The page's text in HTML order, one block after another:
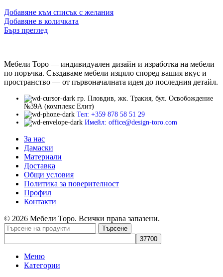
Добавяне към списък с желания
Добавяне в количката
Бърз преглед
Мебели Торо — индивидуален дизайн и изработка на мебели
по поръчка. Създаваме мебели изцяло според вашия вкус и
пространство — от първоначалната идея до последния детайл.
гр. Пловдив, жк. Тракия, бул. Освобождение
№39А (комплекс Елит)
Тел: +359 878 58 51 29
Имейл: office@design-toro.com
За нас
Дамаски
Материали
Доставка
Общи условия
Политика за поверителност
Профил
Контакти
© 2026 Мебели Торо. Всички права запазени.
Търсене
Меню
Категории